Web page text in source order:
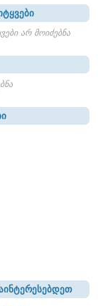
არ მოიძებნა